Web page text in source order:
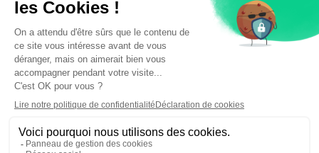
Marchés publics
Appels à projets & avis d'attribution
Mesures de publicité
Concertations et enquêtes publiques
Précautions et sécurité
Plan de gestion des risques
Mentions légales